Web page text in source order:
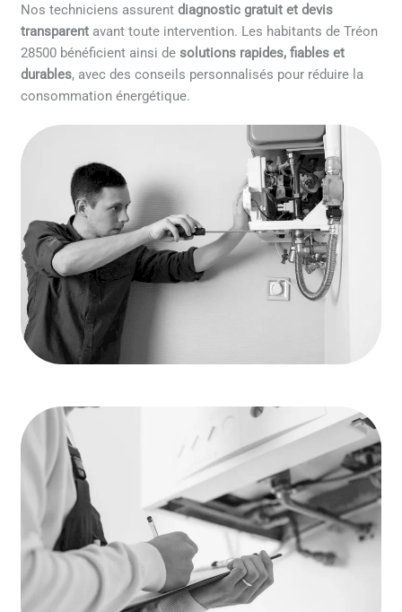
Nos techniciens assurentdiagnostic gratuit et devis
transparent avant toute intervention. Les habitants de Tréon
28500 bénéficient ainsi desolutions rapides, fiables et
durables, avec des conseils personnalisés pour réduire la
consommation énergétique.